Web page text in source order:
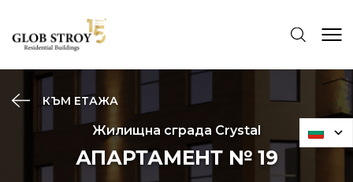
КЪМ ЕТАЖА
Жилищна сграда Crystal
АПАРТАМЕНТ № 19